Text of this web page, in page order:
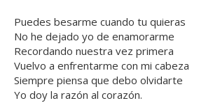
Puedes besarme cuando tu quieras
No he dejado yo de enamorarme
Recordando nuestra vez primera
Vuelvo a enfrentarme con mi cabeza
Siempre piensa que debo olvidarte
Yo doy la razón al corazón.